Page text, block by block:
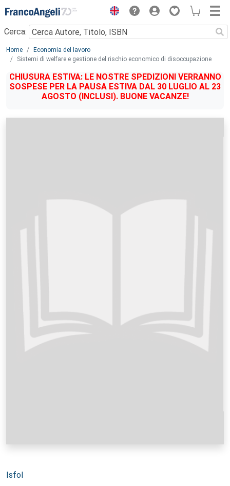
Menu
Cerca:
Main content
Home
Economia del lavoro
Sistemi di welfare e gestione del rischio economico di disoccupazione
CHIUSURA ESTIVA: LE NOSTRE SPEDIZIONI VERRANNO
SOSPESE PER LA PAUSA ESTIVA DAL 30 LUGLIO AL 23
AGOSTO (INCLUSI). BUONE VACANZE!
Autori:
Isfol